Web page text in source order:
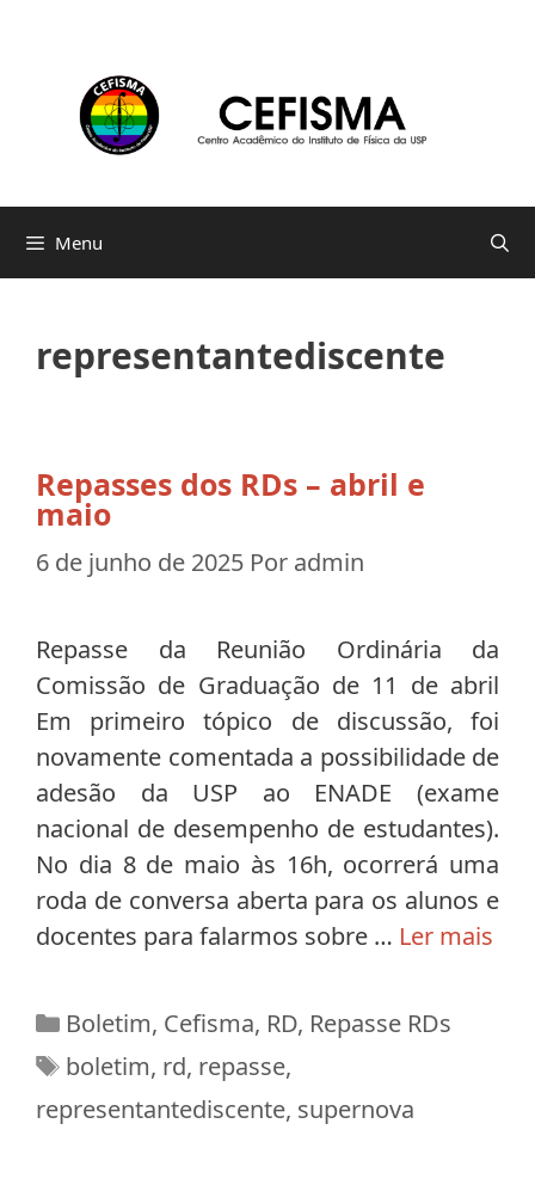
conteúdo
Menu
representantediscente
Repasses dos RDs – abril e
maio
6 de junho de 2025 Por admin
Repasse da Reunião Ordinária da
Comissão de Graduação de 11 de abril
Em primeiro tópico de discussão, foi
novamente comentada a possibilidade de
adesão da USP ao ENADE (exame
nacional de desempenho de estudantes).
No dia 8 de maio às 16h, ocorrerá uma
roda de conversa aberta para os alunos e
docentes para falarmos sobre … Ler mais
Categorias
Boletim, Cefisma, RD, Repasse RDs
Tags
boletim, rd, repasse,
representantediscente, supernova